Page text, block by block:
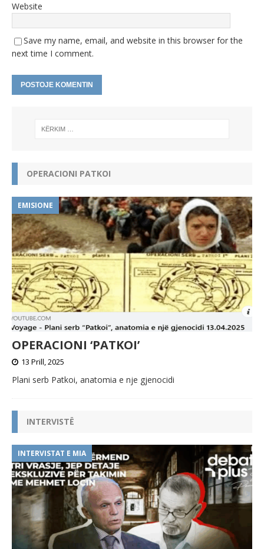
Website
Save my name, email, and website in this browser for the
next time I comment.
n
v
e
:
OPERACIONI PATKOI
EMISIONE
OPERACIONI ‘PATKOI’
13 Prill, 2025
Plani serb Patkoi, anatomia e nje gjenocidi
INTERVISTË
INTERVISTAT E MIA